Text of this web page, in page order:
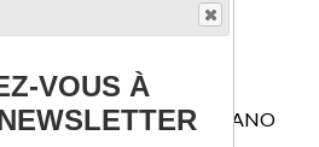
à votre disposition
: Dr Laurent SACCOMANO
VOUS À